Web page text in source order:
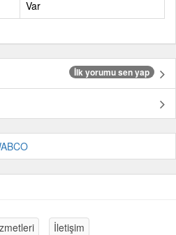
Var
İlk yorumu sen yap
İletişim